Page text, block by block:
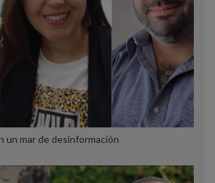
un mar de desinformación